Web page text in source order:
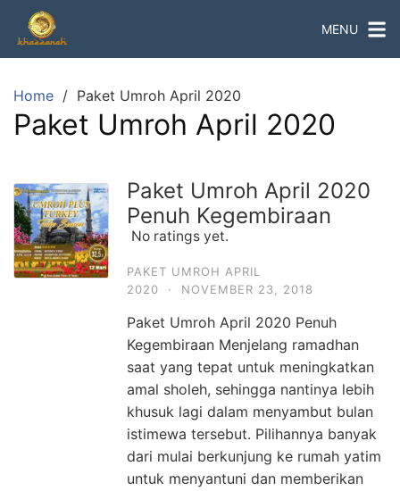
content
MENU
Home Paket Umroh April 2020
Paket Umroh April 2020
Paket Umroh April 2020
Penuh Kegembiraan
No ratings yet.
PAKET UMROH APRIL
2020
· NOVEMBER 23, 2018
Paket Umroh April 2020 Penuh
Kegembiraan Menjelang ramadhan
saat yang tepat untuk meningkatkan
amal sholeh, sehingga nantinya lebih
khusuk lagi dalam menyambut bulan
istimewa tersebut. Pilihannya banyak
dari mulai berkunjung ke rumah yatim
untuk menyantuni dan memberikan